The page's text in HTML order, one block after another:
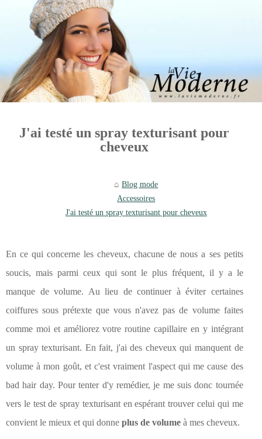
J'ai testé un spray texturisant pour
cheveux
Blog mode
Accessoires
J'ai testé un spray texturisant pour cheveux
En ce qui concerne les cheveux, chacune de nous a ses petits
soucis, mais parmi ceux qui sont le plus fréquent, il y a le
manque de volume. Au lieu de continuer à éviter certaines
coiffures sous prétexte que vous n'avez pas de volume faites
comme moi et améliorez votre routine capillaire en y intégrant
un spray texturisant. En fait, j'ai des cheveux qui manquent de
volume à mon goût, et c'est vraiment l'aspect qui me cause des
bad hair day. Pour tenter d'y remédier, je me suis donc tournée
vers le test de spray texturisant en espérant trouver celui qui me
convient le mieux et qui donne plus de volume à mes cheveux.